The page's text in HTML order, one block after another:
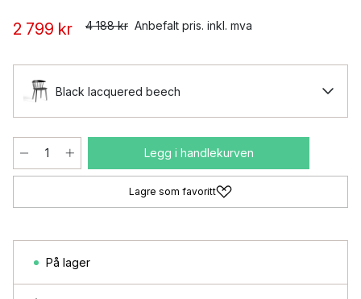
2 799 kr 4 188 kr Anbefalt pris. inkl. mva
Black lacquered beech
Legg i handlekurven
Lagre som favoritt
På lager